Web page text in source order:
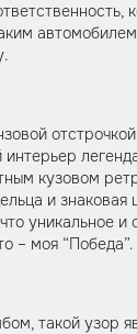
интерьер
кузовом
и знаковая
уникальное и
– моя “Победа”.
такой узор